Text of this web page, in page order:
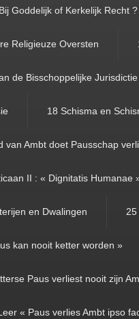
Goddelijk of Kerkelijk Recht ?
Religieuze Oversten
de Bisschoppelijke Jurisdictie
18 Schisma en
van Ambt doet Pausschap
II : « Dignitatis Humanae
en Dwalingen 25
kan nooit ketter worden »
Paus verliest nooit zijn
« Paus verlies Ambt ipso